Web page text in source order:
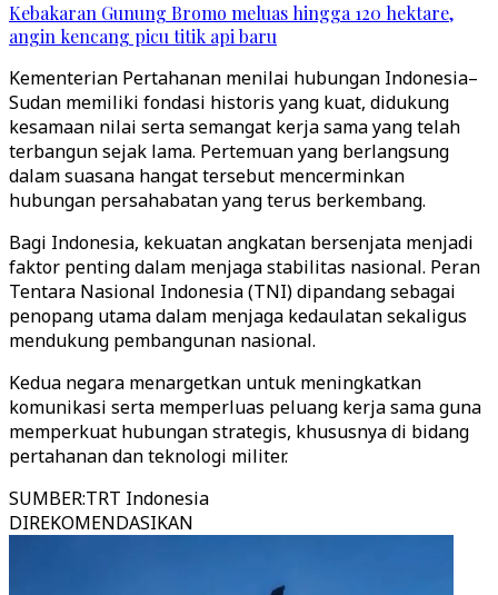
Kebakaran Gunung Bromo meluas hingga 120 hektare,
angin kencang picu titik api baru
Kementerian Pertahanan menilai hubungan Indonesia–
Sudan memiliki fondasi historis yang kuat, didukung
kesamaan nilai serta semangat kerja sama yang telah
terbangun sejak lama. Pertemuan yang berlangsung
dalam suasana hangat tersebut mencerminkan
hubungan persahabatan yang terus berkembang.
Bagi Indonesia, kekuatan angkatan bersenjata menjadi
faktor penting dalam menjaga stabilitas nasional. Peran
Tentara Nasional Indonesia (TNI) dipandang sebagai
penopang utama dalam menjaga kedaulatan sekaligus
mendukung pembangunan nasional.
Kedua negara menargetkan untuk meningkatkan
komunikasi serta memperluas peluang kerja sama guna
memperkuat hubungan strategis, khususnya di bidang
pertahanan dan teknologi militer.
SUMBER:TRT Indonesia
DIREKOMENDASIKAN